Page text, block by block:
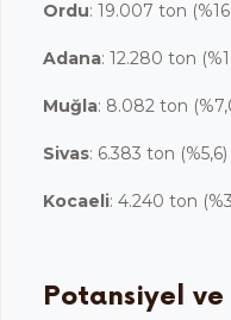
Ordu: 19.007 ton
Adana: 12.280 ton
Muğla: 8.082 ton
Sivas: 6.383 ton (%5,6)
Kocaeli: 4.240 ton
Potansiyel